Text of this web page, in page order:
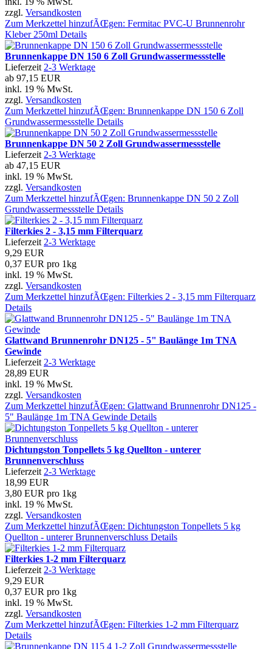
zzgl. Versandkosten
Zum Merkzettel hinzufÃŒgen: Fermitac PVC-U Brunnenrohr
Kleber 250ml Details
Brunnenkappe DN 150 6 Zoll Grundwassermessstelle
Lieferzeit 2-3 Werktage
ab 97,15 EUR
inkl. 19 % MwSt.
zzgl. Versandkosten
Zum Merkzettel hinzufÃŒgen: Brunnenkappe DN 150 6 Zoll
Grundwassermessstelle Details
Brunnenkappe DN 50 2 Zoll Grundwassermessstelle
Lieferzeit 2-3 Werktage
ab 47,15 EUR
inkl. 19 % MwSt.
zzgl. Versandkosten
Zum Merkzettel hinzufÃŒgen: Brunnenkappe DN 50 2 Zoll
Grundwassermessstelle Details
Filterkies 2 - 3,15 mm Filterquarz
Lieferzeit 2-3 Werktage
9,29 EUR
0,37 EUR pro 1kg
inkl. 19 % MwSt.
zzgl. Versandkosten
Zum Merkzettel hinzufÃŒgen: Filterkies 2 - 3,15 mm Filterquarz
Details
Glattwand Brunnenrohr DN125 - 5" Baulänge 1m TNA
Gewinde
Lieferzeit 2-3 Werktage
28,89 EUR
inkl. 19 % MwSt.
zzgl. Versandkosten
Zum Merkzettel hinzufÃŒgen: Glattwand Brunnenrohr DN125 -
5" Baulänge 1m TNA Gewinde Details
Dichtungston Tonpellets 5 kg Quellton - unterer
Brunnenverschluss
Lieferzeit 2-3 Werktage
18,99 EUR
3,80 EUR pro 1kg
inkl. 19 % MwSt.
zzgl. Versandkosten
Zum Merkzettel hinzufÃŒgen: Dichtungston Tonpellets 5 kg
Quellton - unterer Brunnenverschluss Details
Filterkies 1-2 mm Filterquarz
Lieferzeit 2-3 Werktage
9,29 EUR
0,37 EUR pro 1kg
inkl. 19 % MwSt.
zzgl. Versandkosten
Zum Merkzettel hinzufÃŒgen: Filterkies 1-2 mm Filterquarz
Details